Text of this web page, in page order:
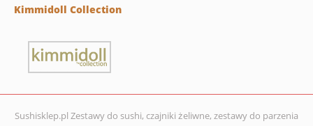
Kimmidoll Collection
Sushisklep.pl Zestawy do sushi, czajniki żeliwne, zestawy do parzenia